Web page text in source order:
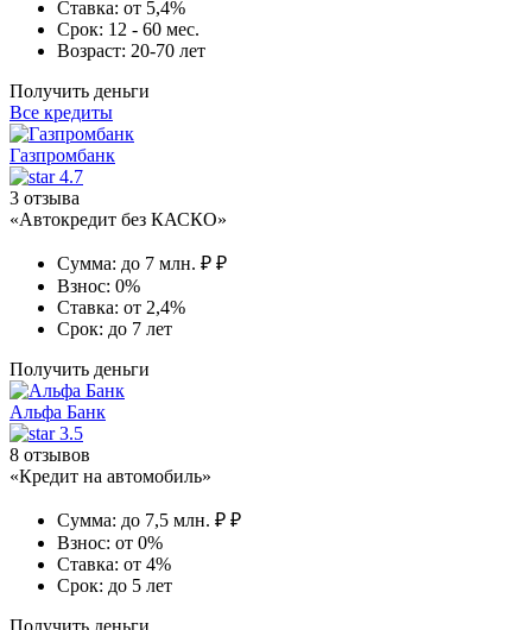
Ставка: от 5,4%
Срок: 12 - 60 мес.
Возраст: 20-70 лет
Получить деньги
Все кредиты
Газпромбанк
4.7
3 отзыва
«Автокредит без КАСКО»
Сумма: до 7 млн. ₽ ₽
Взнос: 0%
Ставка: от 2,4%
Срок: до 7 лет
Получить деньги
Альфа Банк
3.5
8 отзывов
«Кредит на автомобиль»
Сумма: до 7,5 млн. ₽ ₽
Взнос: от 0%
Ставка: от 4%
Срок: до 5 лет
Получить деньги